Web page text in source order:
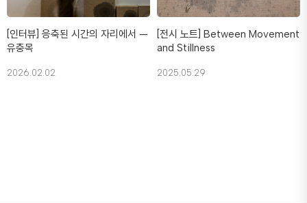
[인터뷰] 응축된 시간의 자리에서 —
유충목
2026.02.02
[전시 노트] Between Movement
and Stillness
2025.05.29